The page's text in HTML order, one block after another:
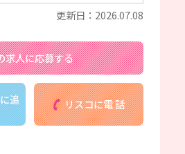
更新日：2026.07.08
求人に応募する
追 リスコに電 話